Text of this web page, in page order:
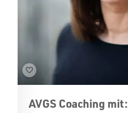
AVGS Coaching mit: